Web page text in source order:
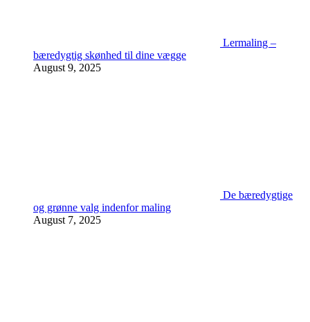
Lermaling –
bæredygtig skønhed til dine vægge
August 9, 2025
De bæredygtige
og grønne valg indenfor maling
August 7, 2025